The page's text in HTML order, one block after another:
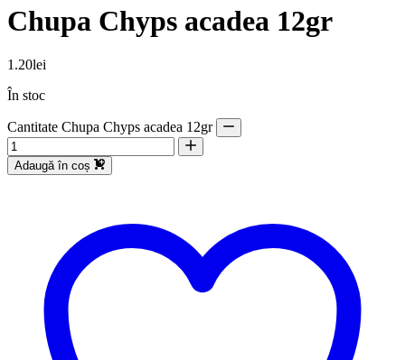
Chupa Chyps acadea 12gr
1.20lei
În stoc
Cantitate Chupa Chyps acadea 12gr
Adaugă în coș